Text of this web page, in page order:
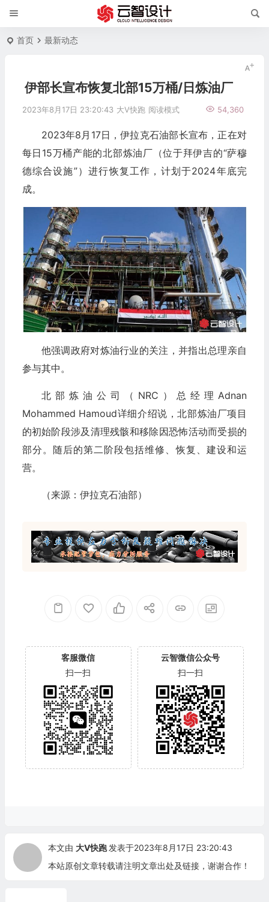
首页 最新动态
伊部长宣布恢复北部15万桶/日炼油厂
2023年8月17日 23:20:43 大V快跑 54,360
阅读模式
2023年8月17日，伊拉克石油部长宣布，正在对
每日15万桶产能的北部炼油厂（位于拜伊吉的“萨穆
德综合设施”）进行恢复工作，计划于2024年底完
成。
他强调政府对炼油行业的关注，并指出总理亲自
参与其中。
北部炼油公司（NRC）总经理Adnan
Mohammed Hamoud详细介绍说，北部炼油厂项目
的初始阶段涉及清理残骸和移除因恐怖活动而受损的
部分。随后的第二阶段包括维修、恢复、建设和运
营。
（来源：伊拉克石油部）
客服微信
扫一扫
云智微信公众号
扫一扫
本文由 大V快跑 发表于2023年8月17日 23:20:43
本站原创文章转载请注明文章出处及链接，谢谢合作！